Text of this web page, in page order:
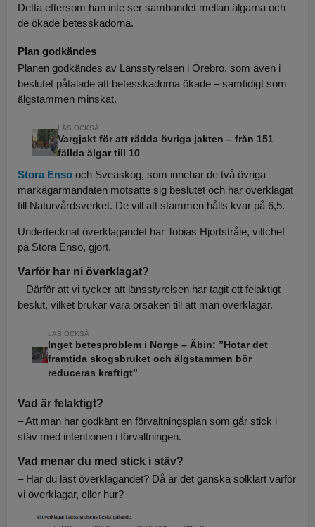
Detta eftersom han inte ser sambandet mellan älgarna och
de ökade betesskadorna.
Plan godkändes
Planen godkändes av Länsstyrelsen i Örebro, som även i
beslutet påtalade att betesskadorna ökade – samtidigt som
älgstammen minskat.
Vargjakt för att rädda övriga jakten – från 151
fällda älgar till 10
Stora Enso och Sveaskog, som innehar de två övriga
markägarmandaten motsatte sig beslutet och har överklagat
till Naturvårdsverket. De vill att stammen hålls kvar på 6,5.
Undertecknat överklagandet har Tobias Hjortstråle, viltchef
på Stora Enso, gjort.
Varför har ni överklagat?
– Därför att vi tycker att länsstyrelsen har tagit ett felaktigt
beslut, vilket brukar vara orsaken till att man överklagar.
Inget betesproblem i Norge – Äbin: ”Hotar det
framtida skogsbruket och älgstammen bör
reduceras kraftigt”
Vad är felaktigt?
– Att man har godkänt en förvaltningsplan som går stick i
stäv med intentionen i förvaltningen.
Vad menar du med stick i stäv?
– Har du läst överklagandet? Då är det ganska solklart varför
vi överklagar, eller hur?